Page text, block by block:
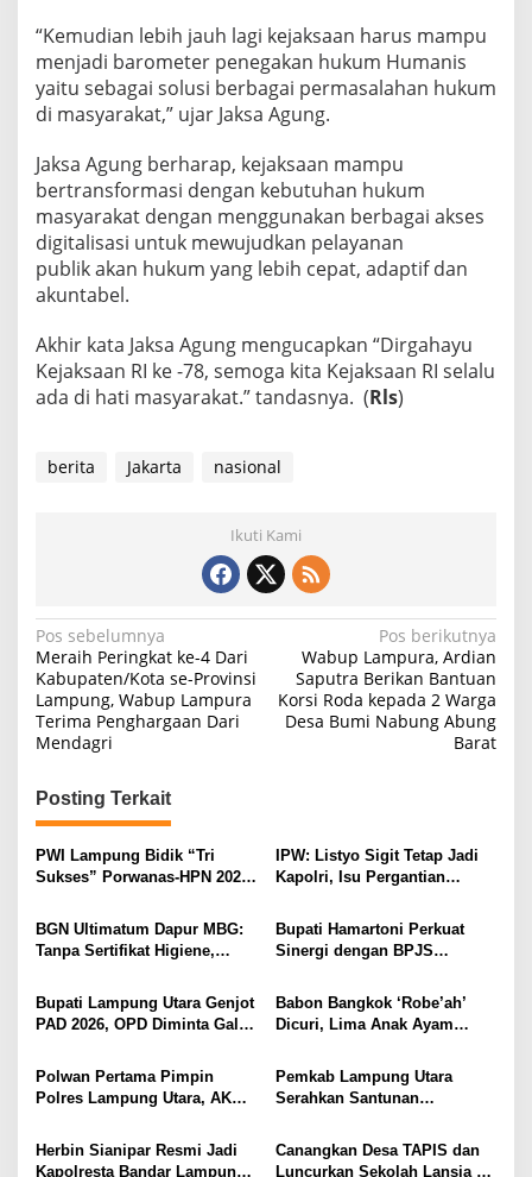
“Kemudian lebih jauh lagi kejaksaan harus mampu
menjadi barometer penegakan hukum Humanis
yaitu sebagai solusi berbagai permasalahan hukum
di masyarakat,” ujar Jaksa Agung.
Jaksa Agung berharap, kejaksaan mampu
bertransformasi dengan kebutuhan hukum
masyarakat dengan menggunakan berbagai akses
digitalisasi untuk mewujudkan pelayanan
publik akan hukum yang lebih cepat, adaptif dan
akuntabel.
Akhir kata Jaksa Agung mengucapkan “Dirgahayu
Kejaksaan RI ke -78, semoga kita Kejaksaan RI selalu
ada di hati masyarakat.” tandasnya. (Rls)
berita Jakarta nasional
Ikuti Kami
N
a
v
i
a
s
i
o
Pos sebelumnya
Meraih Peringkat ke-4 Dari
Kabupaten/Kota se-Provinsi
Lampung, Wabup Lampura
Terima Penghargaan Dari
Mendagri
Pos berikutnya
Wabup Lampura, Ardian
Saputra Berikan Bantuan
Korsi Roda kepada 2 Warga
Desa Bumi Nabung Abung
Barat
Posting Terkait
PWI Lampung Bidik “Tri
Sukses” Porwanas-HPN 2027:
Pariwisata Menggeliat
IPW: Listyo Sigit Tetap Jadi
Kapolri, Isu Pergantian
Kawanan Febrie Adriansyah
BGN Ultimatum Dapur MBG:
Tanpa Sertifikat Higiene,
Bupati Hamartoni Perkuat
Sinergi dengan BPJS
Kesehatan Makin Cepat dan
Mudah
Bupati Lampung Utara Genjot
PAD 2026, OPD Diminta Gali
hingga Optimalkan PBB-P2
Babon Bangkok ‘Robe’ah’
Dicuri, Lima Anak Ayam
Gang Jalaba Kotabumi Heboh
Polwan Pertama Pimpin
Polres Lampung Utara, AKBP
Pedang Pora
Pemkab Lampung Utara
Serahkan Santunan
Korban Kebakaran
Herbin Sianipar Resmi Jadi
Kapolresta Bandar Lampung,
Canangkan Desa TAPIS dan
Luncurkan Sekolah Lansia di